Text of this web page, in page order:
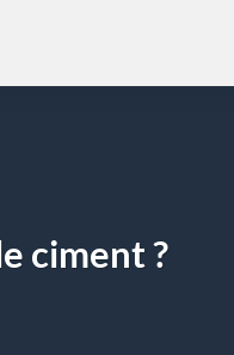
ciment ?